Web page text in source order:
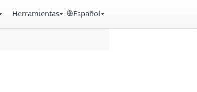
Herramientas Español